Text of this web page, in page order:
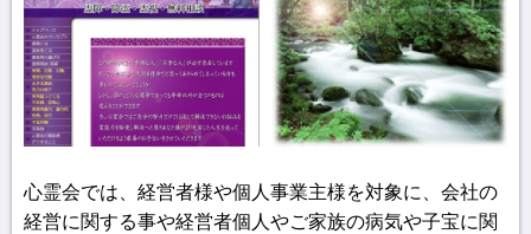
心霊会では、経営者様や個人事業主様を対象に、会社の
経営に関する事や経営者個人やご家族の病気や子宝に関